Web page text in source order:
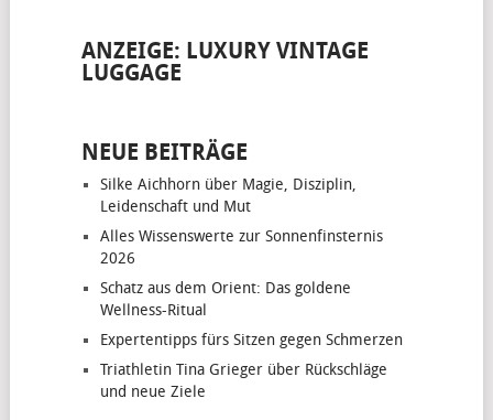
ANZEIGE: LUXURY VINTAGE
LUGGAGE
NEUE BEITRÄGE
Silke Aichhorn über Magie, Disziplin,
Leidenschaft und Mut
Alles Wissenswerte zur Sonnenfinsternis
2026
Schatz aus dem Orient: Das goldene
Wellness-Ritual
Expertentipps fürs Sitzen gegen Schmerzen
Triathletin Tina Grieger über Rückschläge
und neue Ziele